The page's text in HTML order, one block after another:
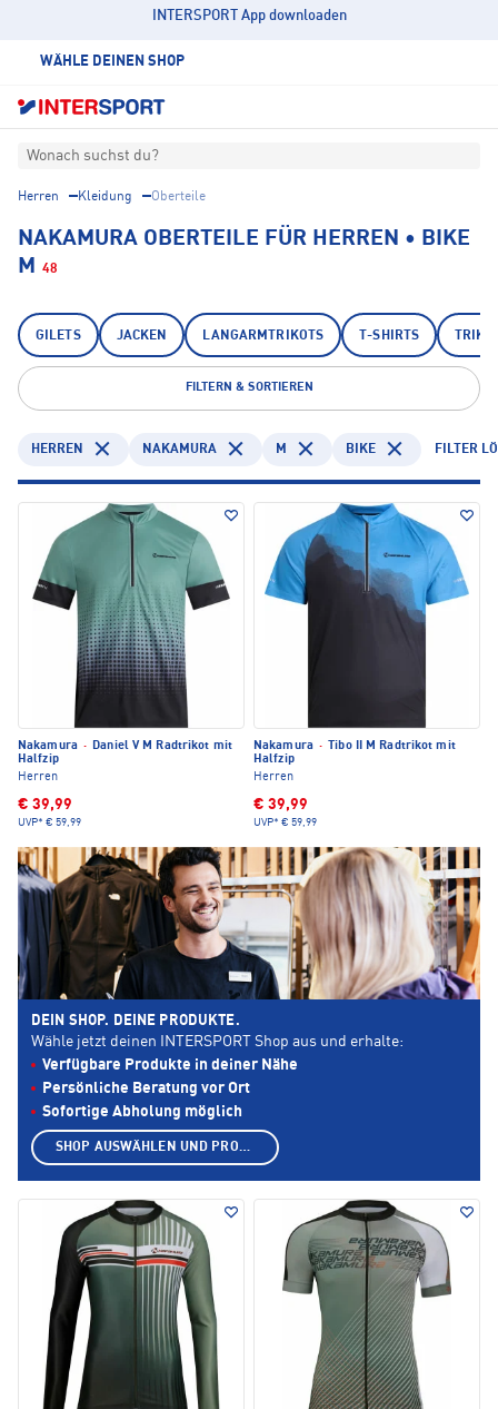
INTERSPORT App downloaden
WÄHLE DEINEN SHOP
Wonach suchst du?
Herren Kleidung Oberteile
NAKAMURA OBERTEILE FÜR HERREN • BIKE
M 48
GILETS JACKEN LANGARMTRIKOTS T-SHIRTS
FILTERN & SORTIEREN
HERREN NAKAMURA M BIKE FILTER
Nakamura ·
Daniel V M Radtrikot mit
Halfzip
Herren
€ 39,99
UVP* € 59,99
Nakamura ·
Tibo II M Radtrikot mit
Halfzip
Herren
€ 39,99
UVP* € 59,99
DEIN SHOP. DEINE PRODUKTE.
Wähle jetzt deinen INTERSPORT Shop aus und erhalte:
Verfügbare Produkte in deiner Nähe
Persönliche Beratung vor Ort
Sofortige Abholung möglich
SHOP AUSWÄHLEN UND PRODUKTE ANZEIGEN